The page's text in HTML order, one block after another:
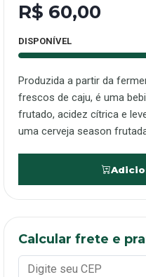
R$ 60,00
DISPONÍVEL
Produzida a partir da
frescos de caju, é uma
frutado, acidez cítrica e
uma cerveja season
Calcular frete e